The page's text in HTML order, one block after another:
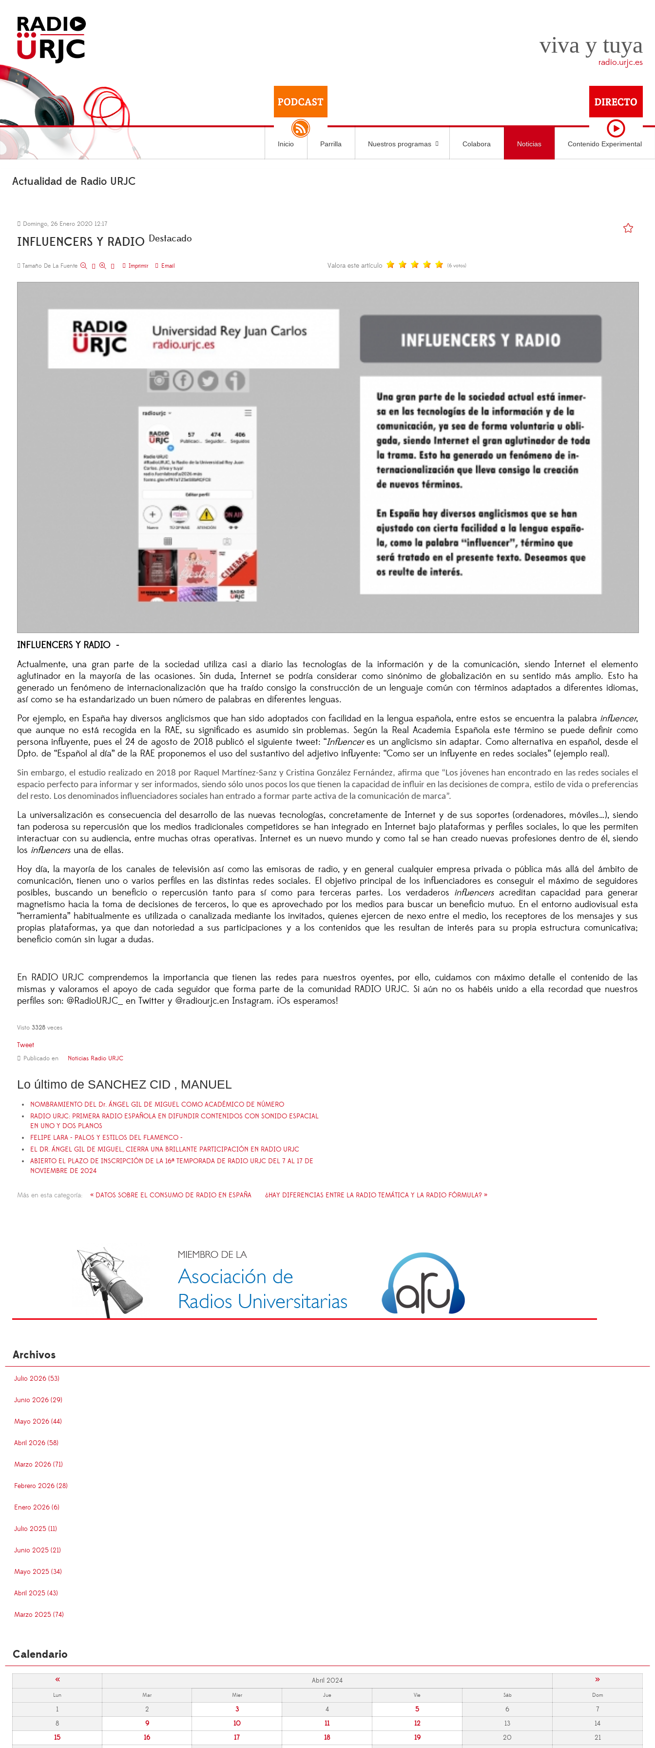
viva y tuya
radio.urjc.es
Inicio Parrilla Nuestros programas Colabora Noticias Contenido Experimental
Actualidad de Radio URJC
Domingo, 26 Enero 2020 12:17
INFLUENCERS Y RADIO Destacado
Tamaño De La Fuente Imprimir Email Valora este artículo (6 votos)
INFLUENCERS Y RADIO -
Actualmente, una gran parte de la sociedad utiliza casi a diario las tecnologías de la información y de la comunicación, siendo Internet el elemento
aglutinador en la mayoría de las ocasiones. Sin duda, Internet se podría considerar como sinónimo de globalización en su sentido más amplio. Esto ha
generado un fenómeno de internacionalización que ha traído consigo la construcción de un lenguaje común con términos adaptados a diferentes idiomas,
así como se ha estandarizado un buen número de palabras en diferentes lenguas.
Por ejemplo, en España hay diversos anglicismos que han sido adoptados con facilidad en la lengua española, entre estos se encuentra la palabra influencer,
que aunque no está recogida en la RAE, su significado es asumido sin problemas. Según la Real Academia Española este término se puede definir como
persona influyente, pues el 24 de agosto de 2018 publicó el siguiente tweet: “Influenceres un anglicismo sin adaptar. Como alternativa en español, desde el
Dpto. de “Español al día” de la RAE proponemos el uso del sustantivo del adjetivo influyente: “Como ser un influyente en redes sociales” (ejemplo real).
Sin embargo, el estudio realizado en 2018 por Raquel Martínez-Sanz y Cristina González Fernández, afirma que “ Los jóvenes han encontrado en las redes sociales el
espacio perfecto para informar y ser informados, siendo sólo unos pocos los que tienen la capacidad de influir en las decisiones de compra, estilo de vida o preferencias
del resto. Los denominados influenciadores sociales han entrado a formar parte activa de la comunicación de marca”.
La universalización es consecuencia del desarrollo de las nuevas tecnologías, concretamente de Internet y de sus soportes (ordenadores, móviles…), siendo
tan poderosa su repercusión que los medios tradicionales competidores se han integrado en Internet bajo plataformas y perfiles sociales, lo que les permiten
interactuar con su audiencia, entre muchas otras operativas. Internet es un nuevo mundo y como tal se han creado nuevas profesiones dentro de él, siendo
los influencers una de ellas.
Hoy día, la mayoría de los canales de televisión así como las emisoras de radio, y en general cualquier empresa privada o pública más allá del ámbito de
comunicación, tienen uno o varios perfiles en las distintas redes sociales. El objetivo principal de los influenciadores es conseguir el máximo de seguidores
posibles, buscando un beneficio o repercusión tanto para sí como para terceras partes. Los verdaderos influencers acreditan capacidad para generar
magnetismo hacia la toma de decisiones de terceros, lo que es aprovechado por los medios para buscar un beneficio mutuo. En el entorno audiovisual esta
“herramienta” habitualmente es utilizada o canalizada mediante los invitados, quienes ejercen de nexo entre el medio, los receptores de los mensajes y sus
propias plataformas, ya que dan notoriedad a sus participaciones y a los contenidos que les resultan de interés para su propia estructura comunicativa;
beneficio común sin lugar a dudas.
En RADIO URJC comprendemos la importancia que tienen las redes para nuestros oyentes, por ello, cuidamos con máximo detalle el contenido de las
mismas y valoramos el apoyo de cada seguidor que forma parte de la comunidad RADIO URJC. Si aún no os habéis unido a ella recordad que nuestros
perfiles son: @RadioURJC_ en Twitter y @radiourjc.en Instagram. ¡Os esperamos!
Visto 3328 veces
Tweet
Publicado en Noticias Radio URJC
Lo último de SANCHEZ CID , MANUEL
NOMBRAMIENTO DEL Dr. ÁNGEL GIL DE MIGUEL COMO ACADÉMICO DE NÚMERO
RADIO URJC: PRIMERA RADIO ESPAÑOLA EN DIFUNDIR CONTENIDOS CON SONIDO ESPACIAL
EN UNO Y DOS PLANOS
FELIPE LARA - PALOS Y ESTILOS DEL FLAMENCO -
EL DR. ÁNGEL GIL DE MIGUEL, CIERRA UNA BRILLANTE PARTICIPACIÓN EN RADIO URJC
ABIERTO EL PLAZO DE INSCRIPCIÓN DE LA 16ª TEMPORADA DE RADIO URJC DEL 7 AL 17 DE
NOVIEMBRE DE 2024
Más en esta categoría: « DATOS SOBRE EL CONSUMO DE RADIO EN ESPAÑA ¿HAY DIFERENCIAS ENTRE LA RADIO TEMÁTICA Y LA RADIO FÓRMULA? »
Archivos
Julio 2026 (53)
Junio 2026 (29)
Mayo 2026 (44)
Abril 2026 (58)
Marzo 2026 (71)
Febrero 2026 (28)
Enero 2026 (6)
Julio 2025 (11)
Junio 2025 (21)
Mayo 2025 (34)
Abril 2025 (43)
Marzo 2025 (74)
Calendario
« Abril 2024 »
Lun Mar Mier Jue Vie Sáb Dom
1 2 3 4 5 6
7
8
9 10 11 12 13
14
15
16 17 18 19 20
21